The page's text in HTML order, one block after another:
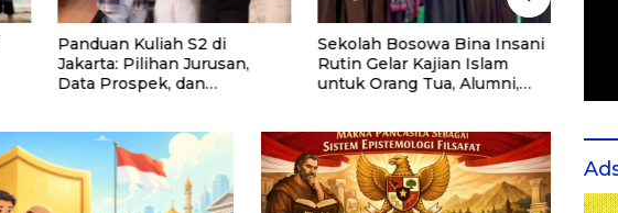
Panduan Kuliah S2 di
Jakarta: Pilihan Jurusan,
Data Prospek, dan
Sekolah Bosowa Bina Insani
Rutin Gelar Kajian Islam
untuk Orang Tua, Alumni,